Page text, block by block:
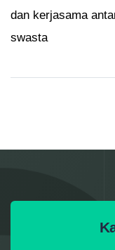
dan kerjasama
swasta